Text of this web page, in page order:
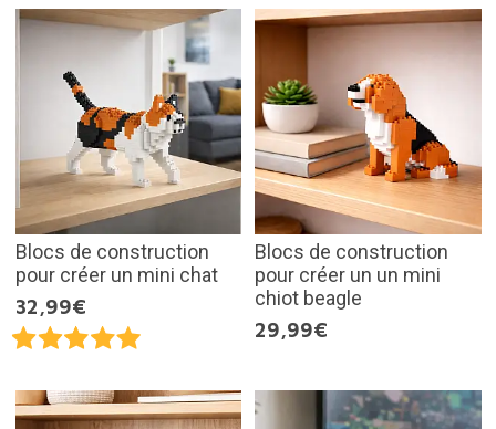
Blocs de construction
pour créer un mini chat
32,99€
Blocs de construction
pour créer un un mini
chiot beagle
29,99€